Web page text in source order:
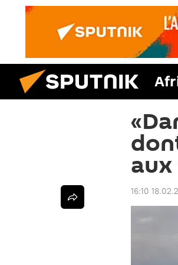
16:10